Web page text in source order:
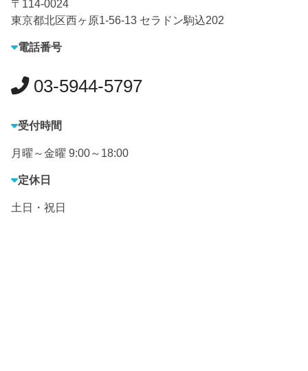
〒114-0024
東京都北区西ヶ原1-56-13 セラドン駒込202
電話番号
03-5944-5797
受付時間
月曜～金曜 9:00～18:00
定休日
土日・祝日